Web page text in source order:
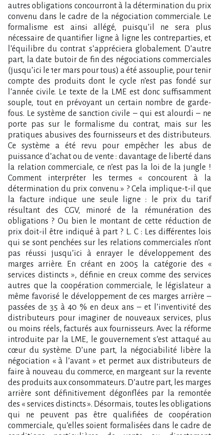
autres obligations concourront à la détermination du prix
convenu dans le cadre de la négociation commerciale. Le
formalisme est ainsi allégé, puisqu’il ne sera plus
nécessaire de quantifier ligne à ligne les contreparties, et
l’équilibre du contrat s’appréciera globalement. D’autre
part, la date butoir de fin des négociations commerciales
(jusqu’ici le 1er mars pour tous) a été assouplie, pour tenir
compte des produits dont le cycle n’est pas fondé sur
l’année civile. Le texte de la LME est donc suffisamment
souple, tout en prévoyant un certain nombre de garde-
fous. Le système de sanction civile – qui est alourdi – ne
porte pas sur le formalisme du contrat, mais sur les
pratiques abusives des fournisseurs et des distributeurs.
Ce système a été revu pour empêcher les abus de
puissance d’achat ou de vente : davantage de liberté dans
la relation commerciale, ce n’est pas la loi de la jungle !
Comment interpréter les termes « concourent à la
détermination du prix convenu » ? Cela implique-t-il que
la facture indique une seule ligne : le prix du tarif
résultant des CGV, minoré de la rémunération des
obligations ? Ou bien le montant de cette réduction de
prix doit-il être indiqué à part ? L. C : Les différentes lois
qui se sont penchées sur les relations commerciales n’ont
pas réussi jusqu’ici à enrayer le développement des
marges arrière. En créant en 2005 la catégorie des «
services distincts », définie en creux comme des services
autres que la coopération commerciale, le législateur a
même favorisé le développement de ces marges arrière –
passées de 35 à 40 % en deux ans – et l’inventivité des
distributeurs pour imaginer de nouveaux services, plus
ou moins réels, facturés aux fournisseurs. Avec la réforme
introduite par la LME, le gouvernement s’est attaqué au
cœur du système. D’une part, la négociabilité libère la
négociation « à l’avant » et permet aux distributeurs de
faire à nouveau du commerce, en margeant sur la revente
des produits aux consommateurs. D’autre part, les marges
arrière sont définitivement dégonflées par la remontée
des « services distincts ». Désormais, toutes les obligations
qui ne peuvent pas être qualifiées de coopération
commerciale, qu’elles soient formalisées dans le cadre de